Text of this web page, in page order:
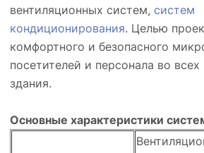
вентиляционных систем,систем
кондиционирования. Целью
комфортного и безопасного
посетителей и персонала во
здания.
Основные характеристики